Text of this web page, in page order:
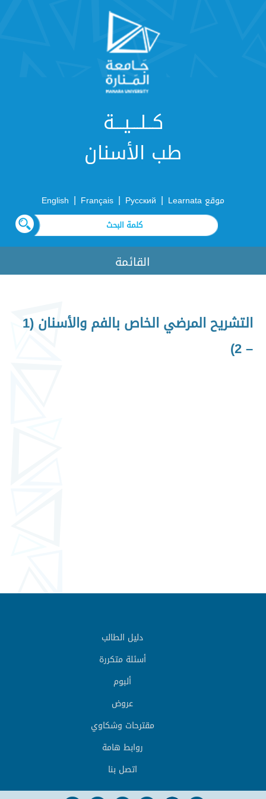
كــلـــيـــة
طب الأسنان
موقع Learnata |
Русский
|
Français
|
English
القائمة
التشريح المرضي الخاص بالفم والأسنان (1
– 2)
دليل الطالب
أسئلة متكررة
ألبوم
عروض
مقترحات وشكاوي
روابط هامة
اتصل بنا